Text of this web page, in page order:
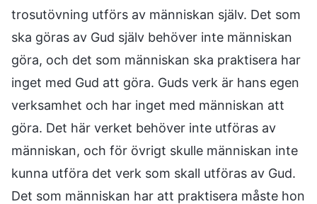
trosutövning utförs av människan själv. Det som
ska göras av Gud själv behöver inte människan
göra, och det som människan ska praktisera har
inget med Gud att göra. Guds verk är hans egen
verksamhet och har inget med människan att
göra. Det här verket behöver inte utföras av
människan, och för övrigt skulle människan inte
kunna utföra det verk som skall utföras av Gud.
Det som människan har att praktisera måste hon